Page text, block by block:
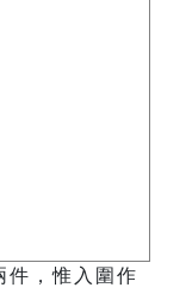
件，惟入圍作